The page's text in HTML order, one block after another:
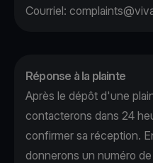
Courriel:
Réponse à la plainte
Après le dépôt d'une
contacterons dans 24
confirmer sa réception.
donnerons un numéro